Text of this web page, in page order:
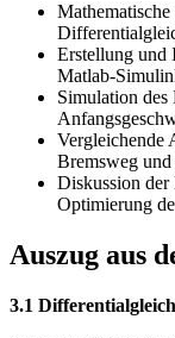
Erstellung und
Matlab-
Simulation des
Vergleichende
Bremsweg
Diskussion der
Optimierung
Auszug aus
3.1